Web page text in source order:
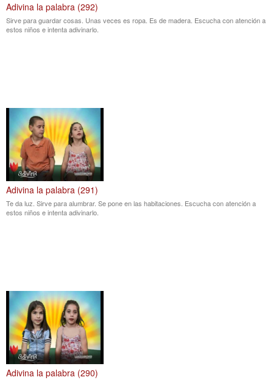
Adivina la palabra (292)
Sirve para guardar cosas. Unas veces es ropa. Es de madera. Escucha con atención a
estos niños e intenta adivinarlo.
Adivina la palabra (291)
Te da luz. Sirve para alumbrar. Se pone en las habitaciones. Escucha con atención a
estos niños e intenta adivinarlo.
Adivina la palabra (290)